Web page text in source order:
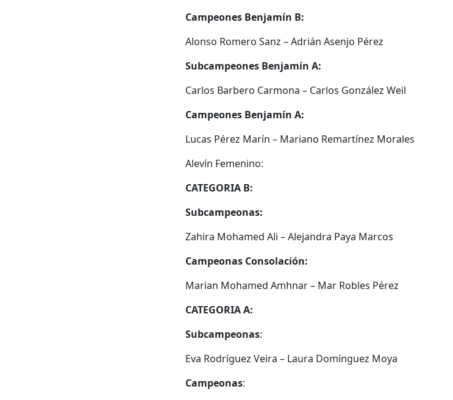
Campeones Benjamín B:
Alonso Romero Sanz – Adrián Asenjo Pérez
Subcampeones Benjamín A:
Carlos Barbero Carmona – Carlos González Weil
Campeones Benjamín A:
Lucas Pérez Marín – Mariano Remartínez Morales
Alevín Femenino:
CATEGORIA B:
Subcampeonas:
Zahira Mohamed Ali – Alejandra Paya Marcos
Campeonas Consolación:
Marian Mohamed Amhnar – Mar Robles Pérez
CATEGORIA A:
Subcampeonas:
Eva Rodríguez Veira – Laura Domínguez Moya
Campeonas: